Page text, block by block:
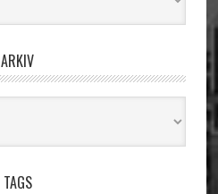
ARKIV
TAGS